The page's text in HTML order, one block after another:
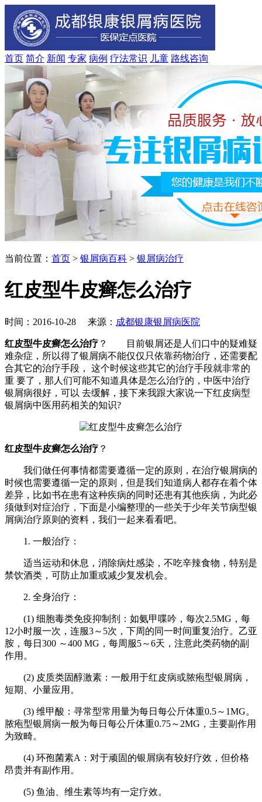
首页 简介 新闻 专家 病例 疗法常识 儿童 路线咨询
当前位置： 首页 > 银屑病百科 > 银屑病治疗
红皮型牛皮癣怎么治疗
时间：2016-10-28 来源： 成都银康银屑病医院
红皮型牛皮癣怎么治疗 ？ 目前银屑还是人们口中的疑难疑
难杂症，所以得了银屑病不能仅仅只依靠药物治疗，还需要配
合其它的治疗手段， 这个时候这些其它的治疗手段就非常的
重 要了，那人们可能不知道具体是怎么治疗的，中医中治疗
银屑病很好，可以 去缓解，接下来我跟大家说一下红皮病型
银屑病中医用药相关的知识?
红皮型牛皮癣怎么治疗 ？
我们做任何事情都需要遵循一定的原则，在治疗银屑病的
时候也需要遵循一定的原则，但是我们知道病人都存在着个体
差异，比如书在患有这种疾病的同时还患有其他疾病，为此必
须做到对症治疗，下面是小编整理的一些关于少年关节病型银
屑病治疗原则的资料，我们一起来看看吧。
1. 一般治疗：
适当运动和休息，消除病灶感染，不吃辛辣食物，特别是
禁饮酒类，可防止加重或减少复发机会。
2. 全身治疗：
(1) 细胞毒类免疫抑制剂：如氨甲喋吟，每次2.5MG，每
12小时服一次，连服3～5次，下周的同一时间重复治疗。乙亚
胺，每日300 ～400 MG，每周服5～6天，注意此类药物的副
作用。
(2) 皮质类固醇激素：一般用于红皮病或脓疱型银屑病，
短期、小量应用。
(3) 维甲酸：寻常型常用量为每日每公斤体重0.5～1MG。
脓疱型银屑病一般为每日每公斤体重0.75～2MG，主要副作用
为致畸。
(4) 环孢菌素A：对于顽固的银屑病有较好疗效，但价格
昂贵并有副作用。
(5) 鱼油、维生素等均有一定疗效。